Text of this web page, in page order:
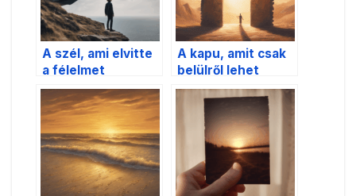
A szél, ami elvitte
a félelmet
A kapu, amit csak
belülről lehet
kinyitni